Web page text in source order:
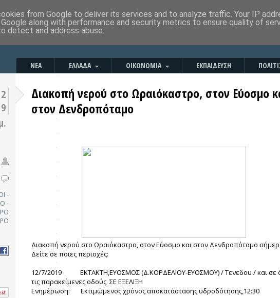
ΝΕΑ ΕΛΛΑΔΑ ΟΙΚΟΝΟΜΙΑ ΕΚΠΑΙΔΕΥΣΗ
-
-
Διακοπή νερού στο Ωραιόκαστρο, στον Εύοσμο
στον Δενδροπόταμο
Διακοπή νερού στο Ωραιόκαστρο, στον Εύοσμο και στον Δενδροπόταμο
Δείτε σε ποιες περιοχές:
12/7/2019
ΕΚΤΑΚΤΗ,ΕΥΟΣΜΟΣ (Δ.ΚΟΡΔΕΛΙΟΥ-ΕΥΟΣΜΟΥ) / Τενεδου / και σε
τις παρακείμενες οδούς ΣΕ ΕΞΕΛΙΞΗ
Ενημέρωση:
Εκτιμώμενος χρόνος αποκατάστασης υδροδότησης,12:30
from Google to deliver its services and to analyze traffic. Your IP
along with performance and security metrics to ensure quality of
detect and address abuse.